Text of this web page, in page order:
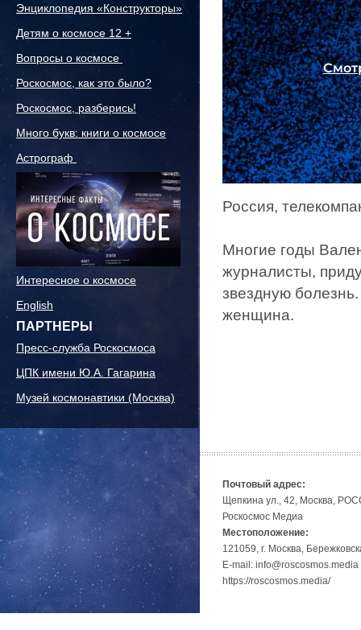
Энциклопедия «Конструкторы»
Детям о космосе 12 +
Вопросы о космосе
Роскосмос, как это было?
Роскосмос, разберись!
Много букв: книги о космосе
Астрограф
Интересное о космосе
English
ПАРТНЕРЫ
Пресс-служба Роскосмоса
ЦПК имени Ю.А. Гагарина
Музей космонавтики (Москва)
Россия,
Многие годы
журналисты,
звездную
женщина.
Почтовый адрес:
Щепкина ул., 42, Москва,
Роскосмос Медиа
Местоположение:
121059, г. Москва,
E-mail: info@roscosmos.media
https://roscosmos.media/